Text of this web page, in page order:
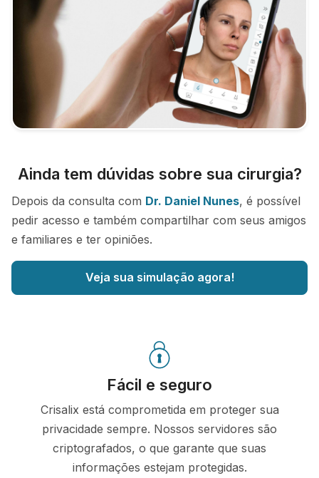
Ainda tem dúvidas sobre sua cirurgia?
Depois da consulta com Dr. Daniel Nunes, é possível
pedir acesso e também compartilhar com seus amigos
e familiares e ter opiniões.
Veja sua simulação agora!
Fácil e seguro
Crisalix está comprometida em proteger sua
privacidade sempre. Nossos servidores são
criptografados, o que garante que suas
informações estejam protegidas.